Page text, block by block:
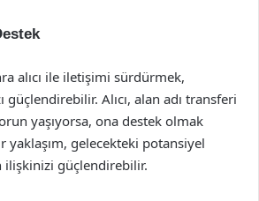
alıcı ile iletişimi sürdürmek,
güçlendirebilir. Alıcı, alan adı transferi
yaşıyorsa, ona destek olmak
yaklaşım, gelecekteki potansiyel
güçlendirebilir.